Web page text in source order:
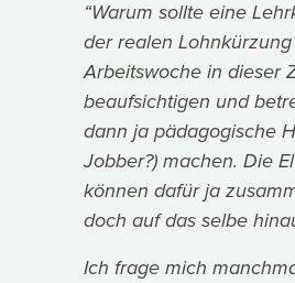
“Warum sollte eine
der realen
Arbeitswoche in dieser
beaufsichtigen und
dann ja pädagogische
Jobber?) machen. Die
können dafür ja
doch auf das selbe
Ich frage mich